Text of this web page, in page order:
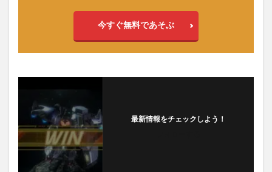
今すぐ無料であそぶ
最新情報をチェックしよう！